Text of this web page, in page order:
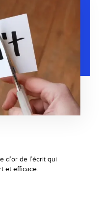
d’or de l’écrit qui
et efficace.